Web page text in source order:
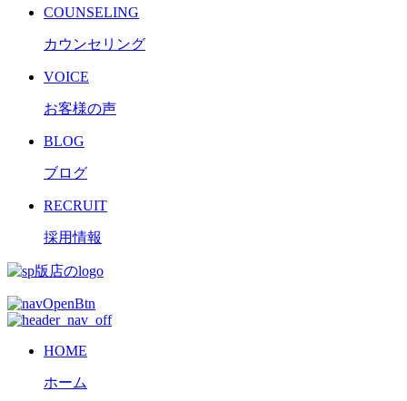
COUNSELING
カウンセリング
VOICE
お客様の声
BLOG
ブログ
RECRUIT
採用情報
HOME
ホーム